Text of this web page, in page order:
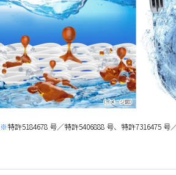
特許5184678 号／特許5406888 号、特許7316475 号